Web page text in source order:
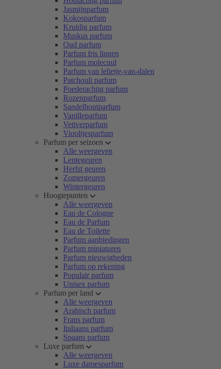
Jasmijnparfum
Kokosparfum
Kruidig parfum
Muskus parfum
Oud parfum
Parfum fris linnen
Parfum molecuul
Parfum van lelietje-van-dalen
Patchouli parfum
Poederachtig parfum
Rozenparfum
Sandelhoutparfum
Vanilleparfum
Vetiverparfum
Viooltjesparfum
Parfum per seizoen
Alle weergeven
Lentegeuren
Herfst geuren
Zomergeuren
Wintergeuren
Hoogtepunten
Alle weergeven
Eau de Cologne
Eau de Parfum
Eau de Toilette
Parfum aanbiedingen
Parfum miniaturen
Parfum nieuwigheden
Parfum op rekening
Populair parfum
Unisex parfum
Parfum per land
Alle weergeven
Arabisch parfum
Frans parfum
Italiaans parfum
Spaans parfum
Luxe parfum
Alle weergeven
Luxe damesparfum